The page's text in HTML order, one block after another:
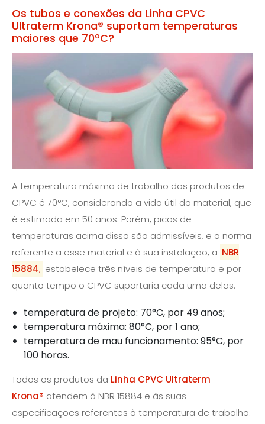
Os tubos e conexões da Linha CPVC
Ultraterm Krona® suportam temperaturas
maiores que 70ºC?
A temperatura máxima de trabalho dos produtos de
CPVC é 70°C, considerando a vida útil do material, que
é estimada em 50 anos. Porém, picos de
temperaturas acima disso são admissíveis, e a norma
referente a esse material e à sua instalação, a NBR
15884, estabelece três níveis de temperatura e por
quanto tempo o CPVC suportaria cada uma delas:
temperatura de projeto: 70°C, por 49 anos;
temperatura máxima: 80°C, por 1 ano;
temperatura de mau funcionamento: 95°C, por
100 horas.
Todos os produtos da Linha CPVC Ultraterm
Krona® atendem à NBR 15884 e às suas
especificações referentes à temperatura de trabalho.